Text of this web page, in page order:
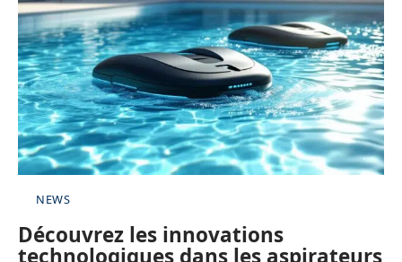
NEWS
Découvrez les innovations
technologiques dans les aspirateurs